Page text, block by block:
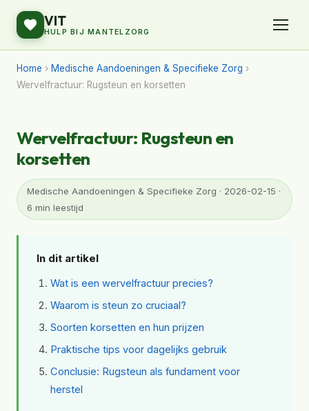
VIT
HULP BIJ MANTELZORG
Home › Medische Aandoeningen & Specifieke Zorg ›
Wervelfractuur: Rugsteun en korsetten
Wervelfractuur: Rugsteun en
korsetten
Medische Aandoeningen & Specifieke Zorg · 2026-02-15 ·
6 min leestijd
In dit artikel
Wat is een wervelfractuur precies?
Waarom is steun zo cruciaal?
Soorten korsetten en hun prijzen
Praktische tips voor dagelijks gebruik
Conclusie: Rugsteun als fundament voor
herstel